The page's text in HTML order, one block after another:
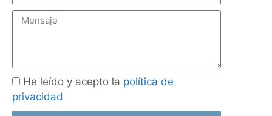
He leído y acepto la política de
privacidad